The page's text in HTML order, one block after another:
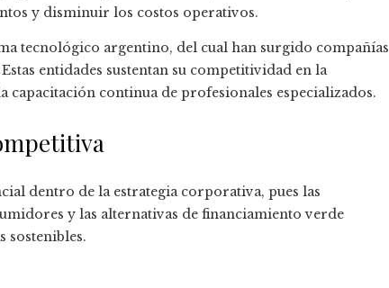
y disminuir los costos operativos.
tecnológico argentino, del cual han surgido compañías
entidades sustentan su competitividad en la
continua de profesionales especializados.
dentro de la estrategia corporativa, pues las
y las alternativas de financiamiento verde
sostenibles.